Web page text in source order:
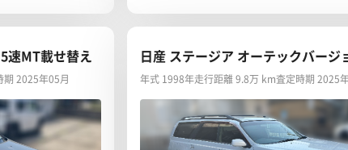
日産 ステージア25t X FOUR 5速MT載せ替え
期 2025年05月
日産 ステージア オーテックバージ
260RS
年式 1998年走行距離 9.8万 km査定時期 2025